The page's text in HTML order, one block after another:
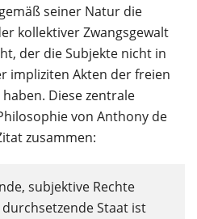
seiner Natur die
kollektiver Zwangsgewalt
der die Subjekte nicht in
impliziten Akten der freien
Diese zentrale
von Anthony de
zusammen:
subjektive Rechte
Staat ist